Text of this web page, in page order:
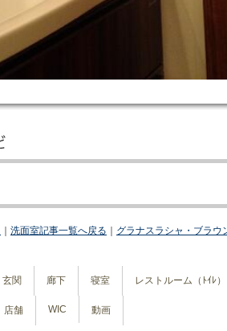
洗面室記事一覧へ戻る グラナスラシャ・ブラウ
玄関 廊下 寝室 レストルーム（ﾄｲﾚ）
店舗 WIC 動画